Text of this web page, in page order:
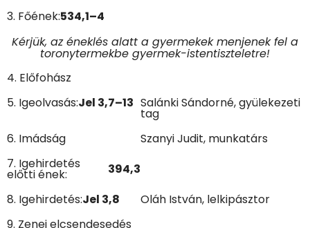
3. Főének:534,1–4
Kérjük, az éneklés alatt a gyermekek menjenek fel a
toronytermekbe gyermek-istentiszteletre!
4. Előfohász
5. Igeolvasás:Jel 3,7–13 Salánki Sándorné, gyülekezeti
tag
6. Imádság
Szanyi Judit, munkatárs
7. Igehirdetés
előtti ének:
394,3
8. Igehirdetés:Jel 3,8
Oláh István, lelkipásztor
9. Zenei elcsendesedés